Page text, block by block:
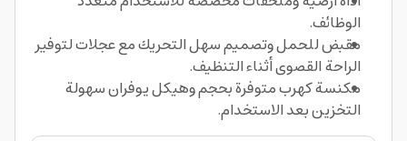
الوظائف.
مقبض للحمل وتصميم سهل التحريك مع عجلات لتوفير
الراحة القصوى أثناء التنظيف.
مكنسة كهرب متوفرة بحجم وهيكل يوفران سهولة
التخزين بعد الاستخدام.